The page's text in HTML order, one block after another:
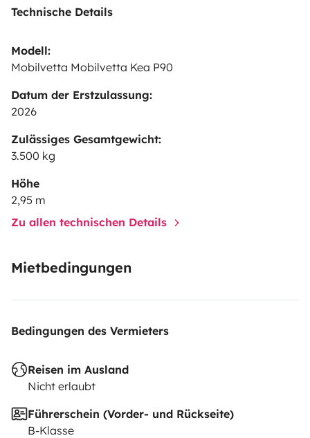
Technische Details
Modell:
Mobilvetta Mobilvetta Kea P90
Datum der Erstzulassung:
2026
Zulässiges Gesamtgewicht:
3.500 kg
Höhe
2,95 m
Zu allen technischen Details
Mietbedingungen
Bedingungen des Vermieters
Reisen im Ausland
Nicht erlaubt
Führerschein (Vorder- und Rückseite)
B-Klasse